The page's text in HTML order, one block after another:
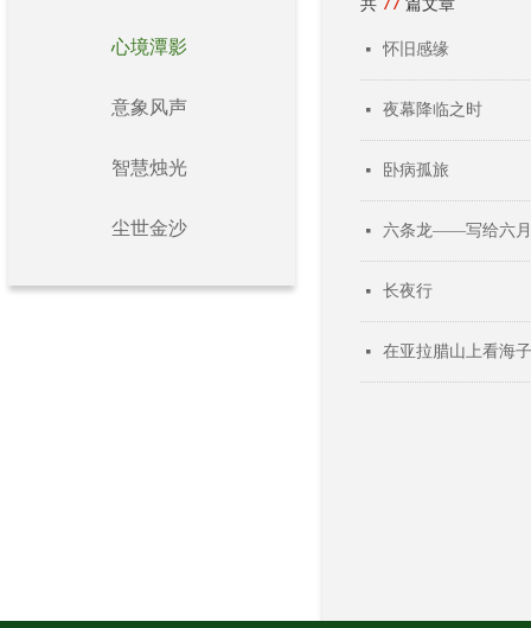
心境潭影
意象风声
智慧烛光
尘世金沙
넷 怀旧感缘
넷 夜幕降临之时
넷 卧病孤旅
넷 六条龙——写给六月
넷 长夜行
넷 在亚拉腊山上看海子